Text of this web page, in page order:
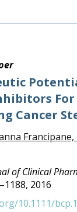
For
Cancer
Francipane,
of Clinical
2016
10.1111/